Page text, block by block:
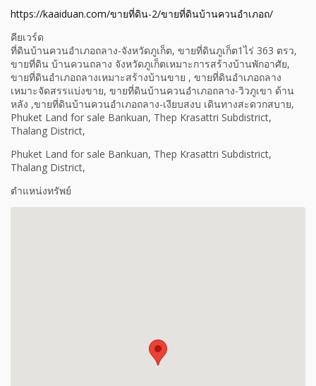
https://kaaiduan.com/ขายที่ดิน-2/ขายที่ดินบ้านควนอำเภอถ/
คียเวร์ด
ที่ดินบ้านควนอำเภอถลาง-จังหวัดภูเก็ต, ขายที่ดินภูเก็ต1ไร่ 363 ตรว,
ขายที่ดิน บ้านควนถลาง จังหวัดภูเก็ตเหมาะการสร้างบ้านพักอาศัย,
ขายที่ดินอำเภอถลางเหมาะสร้างบ้านขาย , ขายที่ดินอำเภอถลาง
เหมาะจัดสรรแบ่งขาย, ขายที่ดินบ้านควนอำเภอถลาง-วิวภูเขา ด้าน
หลัง ,ขายที่ดินบ้านควนอำเภอถลาง-เงียบสงบ เดินทางสะดวกสบาย,
Phuket Land for sale Bankuan, Thep Krasattri Subdistrict,
Thalang District,
Phuket Land for sale Bankuan, Thep Krasattri Subdistrict,
Thalang District,
ตำแหน่งทรัพย์